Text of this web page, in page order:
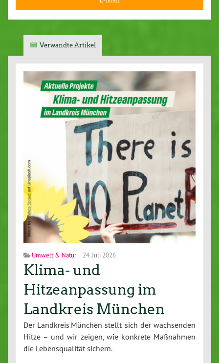
Verwandte Artikel
Umwelt & Natur 24. Juli 2026
Klima- und
Hitzeanpassung im
Landkreis München
Der Landkreis München stellt sich der wach­sen­den
Hitze – und wir zeigen, wie konkrete Maßnahmen
die Le­bens­qua­li­tät sichern.